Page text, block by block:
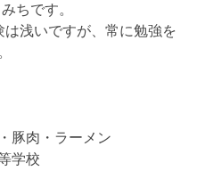
ちです。
浅いですが、常に勉強を
豚肉・ラーメン
学校